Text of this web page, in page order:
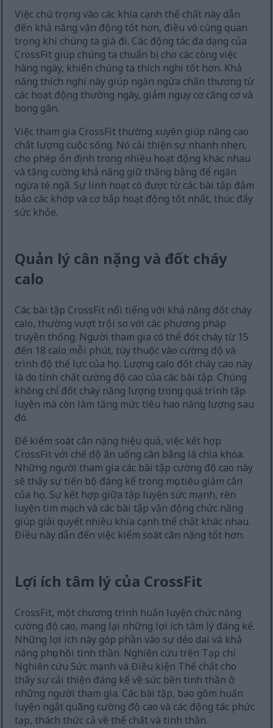
Việc chú trọng vào các khía cạnh thể chất này dẫn
đến khả năng vận động tốt hơn, điều vô cùng quan
trọng khi chúng ta già đi. Các động tác đa dạng của
CrossFit giúp chúng ta chuẩn bị cho các công việc
hàng ngày, khiến chúng ta thích nghi tốt hơn. Khả
năng thích nghi này giúp ngăn ngừa chấn thương từ
các hoạt động thường ngày, giảm nguy cơ căng cơ và
bong gân.
Việc tham gia CrossFit thường xuyên giúp nâng cao
chất lượng cuộc sống. Nó cải thiện sự nhanh nhẹn,
cho phép ổn định trong nhiều hoạt động khác nhau
và tăng cường khả năng giữ thăng bằng để ngăn
ngừa té ngã. Sự linh hoạt có được từ các bài tập đảm
bảo các khớp và cơ bắp hoạt động tốt nhất, thúc đẩy
sức khỏe.
Quản lý cân nặng và đốt cháy
calo
Các bài tập CrossFit nổi tiếng với khả năng đốt cháy
calo, thường vượt trội so với các phương pháp
truyền thống. Người tham gia có thể đốt cháy từ 15
đến 18 calo mỗi phút, tùy thuộc vào cường độ và
trình độ thể lực của họ. Lượng calo đốt cháy cao này
là do tính chất cường độ cao của các bài tập. Chúng
không chỉ đốt cháy năng lượng trong quá trình tập
luyện mà còn làm tăng mức tiêu hao năng lượng sau
đó.
Để kiểm soát cân nặng hiệu quả, việc kết hợp
CrossFit với chế độ ăn uống cân bằng là chìa khóa.
Những người tham gia các bài tập cường độ cao này
sẽ thấy sự tiến bộ đáng kể trong mục tiêu giảm cân
của họ. Sự kết hợp giữa tập luyện sức mạnh, rèn
luyện tim mạch và các bài tập vận động chức năng
giúp giải quyết nhiều khía cạnh thể chất khác nhau.
Điều này dẫn đến việc kiểm soát cân nặng tốt hơn.
Lợi ích tâm lý của CrossFit
CrossFit, một chương trình huấn luyện chức năng
cường độ cao, mang lại những lợi ích tâm lý đáng kể.
Những lợi ích này góp phần vào sự dẻo dai và khả
năng phục hồi tinh thần. Nghiên cứu trên Tạp chí
Nghiên cứu Sức mạnh và Điều kiện Thể chất cho
thấy sự cải thiện đáng kể về sức bền tinh thần ở
những người tham gia. Các bài tập, bao gồm huấn
luyện ngắt quãng cường độ cao và các động tác phức
tạp, thách thức cả về thể chất và tinh thần.